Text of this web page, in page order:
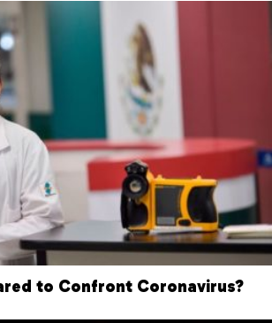
to Confront Coronavirus?